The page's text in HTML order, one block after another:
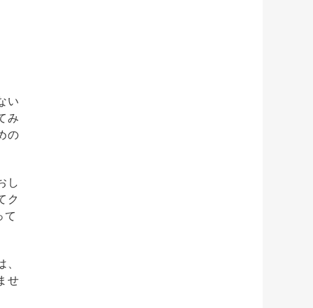
い
み
の
し
ク
て
せ